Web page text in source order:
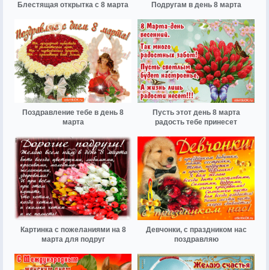
Блестящая открытка с 8 марта Подругам в день 8 марта
Поздравление тебе в день 8
марта
Пусть этот день 8 марта
радость тебе принесет
Картинка с пожеланиями на 8
марта для подруг
Девчонки, с праздником нас
поздравляю